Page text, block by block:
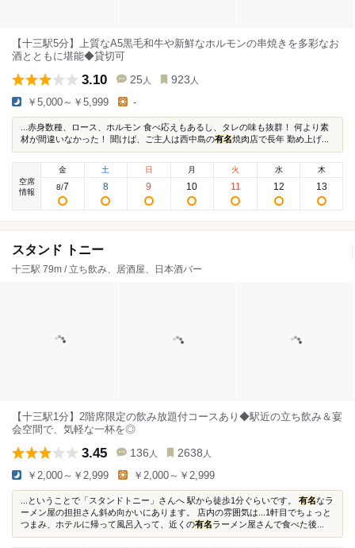
【十三駅5分】上質なA5黒毛和牛や新鮮なホルモンの串焼きを多彩なお
酒とともに堪能◆貸切可
3.10 25 人 923 人
￥5,000～￥5,999 -
...赤身数種、ロース、ホルモン 食べ応えもあるし、タレの味も抜群！ 何より素
材が間違いなかった！ 聞けば、ご主人は西中島の有名焼肉店で長年 勤め上げ...
空席
情報
金
8/7
土
8
日
9
月
10
火
11
水
12
木
13
スタンド トニー
十三駅 79m / 立ち飲み、居酒屋、日本酒バー
【十三駅1分】2階席限定の飲み放題付コースあり◆駅近の立ち飲み＆宴
会空間で、気軽な一杯を◎
3.45 136 人 2638 人
￥2,000～￥2,999 ￥2,000～￥2,999
...ということで「スタンドトニー」さんへ 駅から徒歩1分ぐらいです。 有名なラ
ーメン屋の担担さん斜め向かいにあります。 店内の雰囲気は...1軒目でちょっと
つまみ、ホテルに帰って風呂入って、近くの有名ラーメン屋さんで食べた後...